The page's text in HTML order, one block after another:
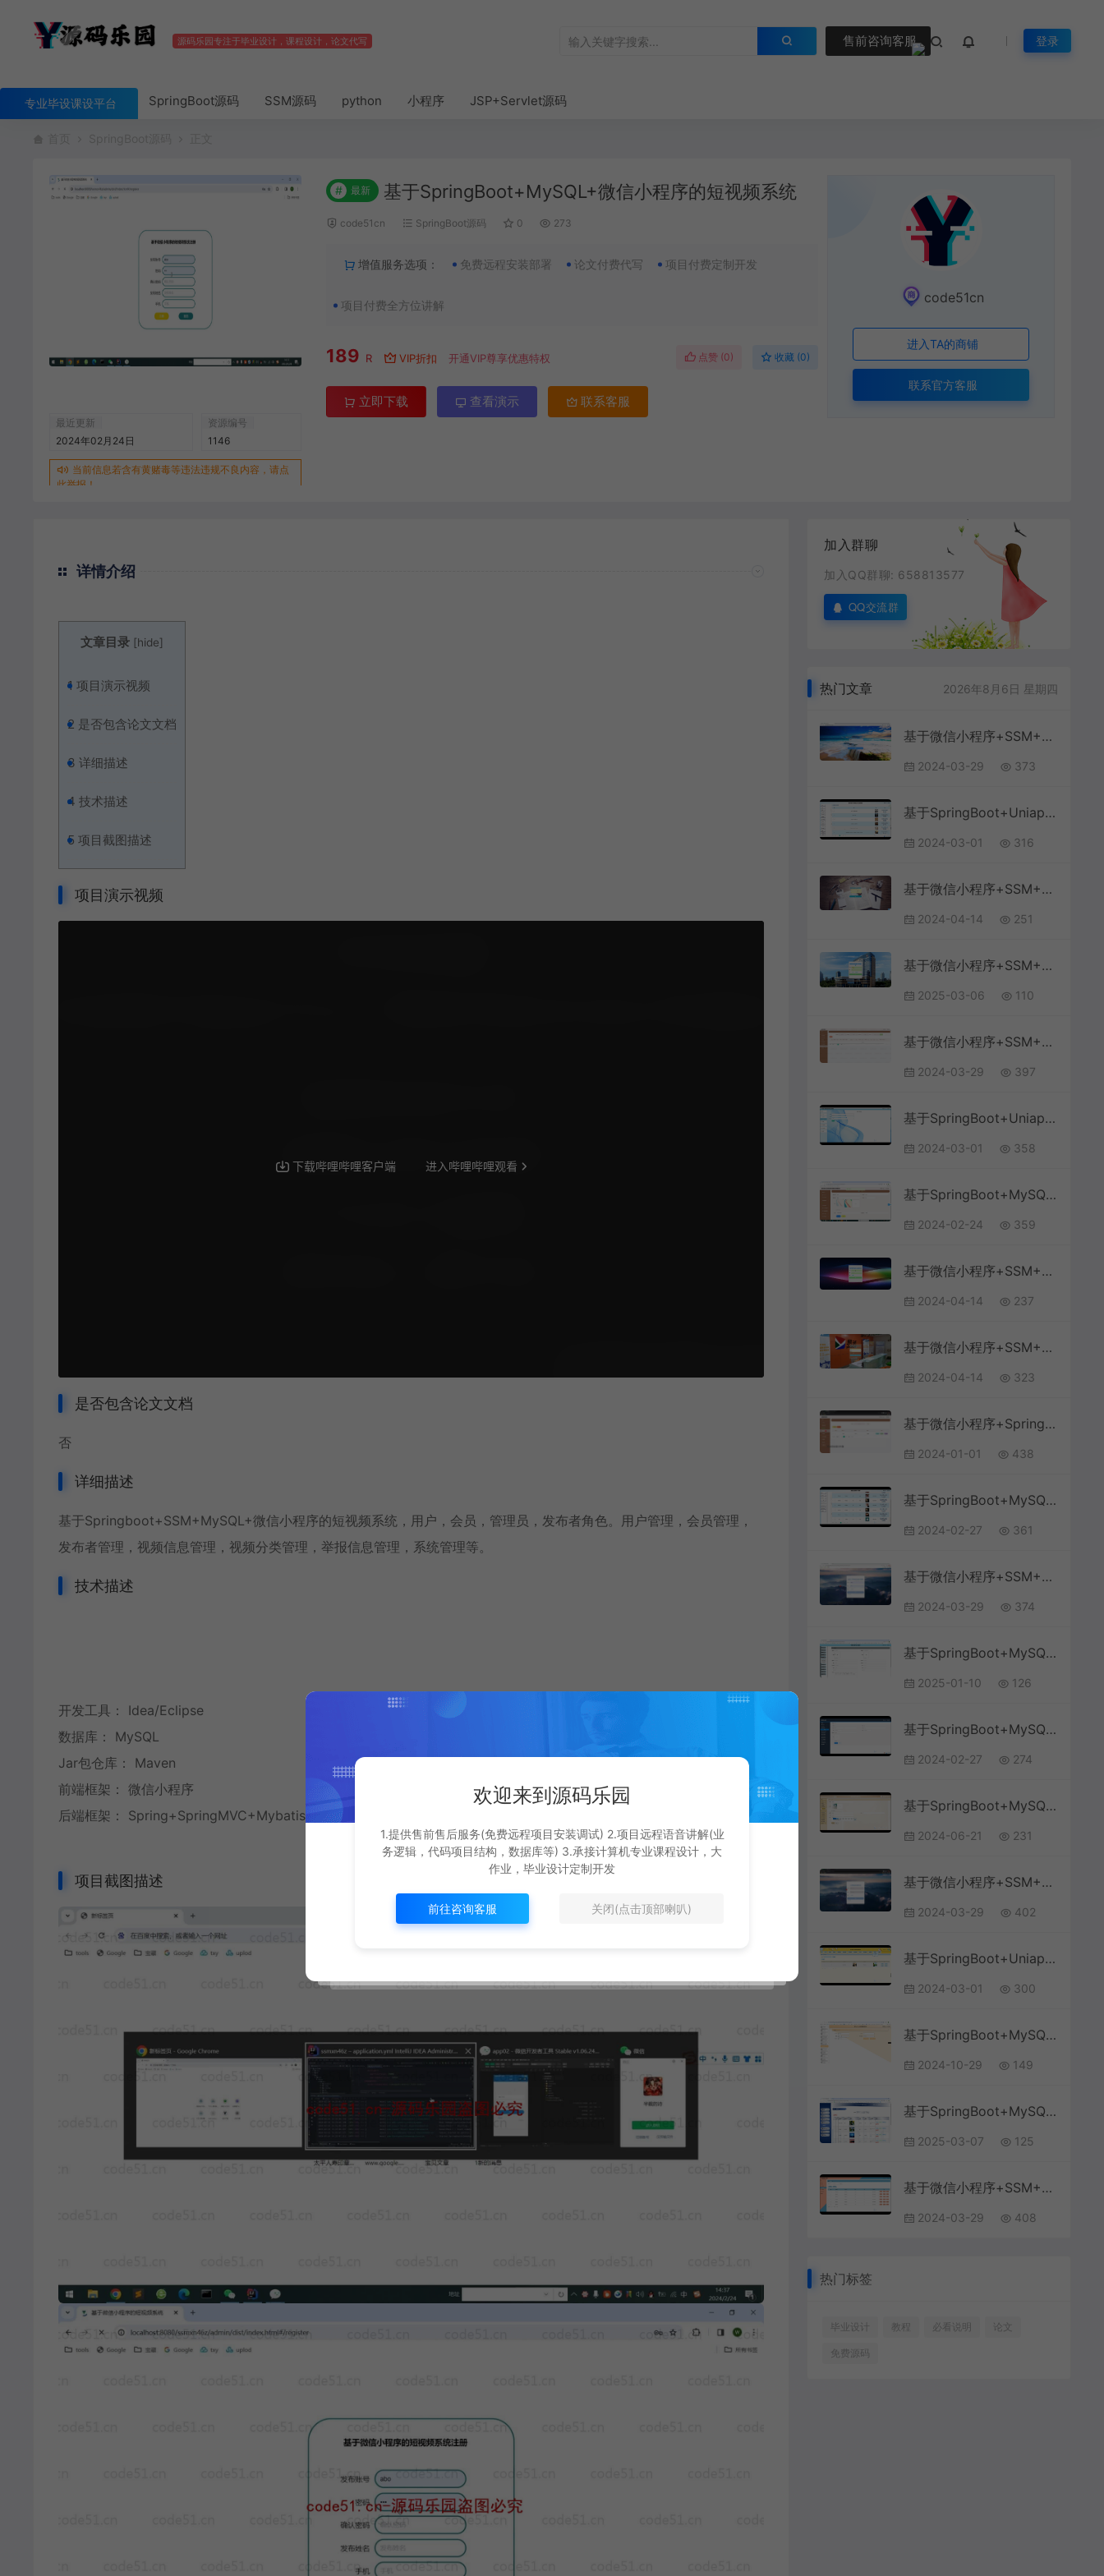
源码乐园专注于毕业设计，课程设计，论文代写 售前咨询客服 登录
专业毕设课设平台 SpringBoot源码 SSM源码 python 小程序 JSP+Servlet源码
最近更新
2024年02月24日
资源编号
1146
当前信息若含有黄赌毒等违法违规不良内容，请点
此举报！
# 最新 基于SpringBoot+MySQL+微信小程序的短视频系统
code51cn SpringBoot源码 0 273
增值服务选项： 免费远程安装部署 论文付费代写 项目付费定制开发
项目付费全方位讲解
189 R VIP折扣 开通VIP尊享优惠特权 点赞 (0) 收藏 (0)
立即下载 查看演示 联系客服
code51cn
进入TA的商铺
联系官方客服
详情介绍
文章目录 [hide]
1 项目演示视频
2 是否包含论文文档
3 详细描述
4 技术描述
5 项目截图描述
项目演示视频
是否包含论文文档
否
详细描述
基于Springboot+SSM+MySQL+微信小程序的短视频系统，用户，会员，管理员，发布者角色。用户管理，会员管理，
发布者管理，视频信息管理，视频分类管理，举报信息管理，系统管理等。
技术描述
开发工具： Idea/Eclipse
数据库： MySQL
Jar包仓库： Maven
前端框架： 微信小程序
后端框架： Spring+SpringMVC+Mybatis+SpringBoot
项目截图描述
加入群聊
加入QQ群聊: 658813577
QQ交流群
热门文章 2026年8月6日 星期四
基于微信小程序+SSM+MySQL的小程序插画共享平台小程序(附论文)
2024-03-29 373
基于SpringBoot+Uniapp+微信小程序的足浴消费管理系统
2024-03-01 316
基于微信小程序+SSM+MySQL的培训咨询小程序
2024-04-14 251
基于微信小程序+SSM+MySQL的医院核酸检测服务系统(附论文)
2025-03-06 110
基于微信小程序+SSM+MySQL的车世界小程序(附论文)
2024-03-29 397
基于SpringBoot+Uniapp+微信小程序的智能停车场小程序(附论文)
2024-03-01 358
基于SpringBoot+MySQL+微信小程序的高校课堂教学管理系统(附论文)
2024-02-24 359
基于微信小程序+SSM+MySQL的驾校管理小程序(附论文)
2024-04-14 237
基于微信小程序+SSM+MySQL的培训机构客户管理小程序(附论文)
2024-04-14 323
基于微信小程序+SpringBoot+MySQL的水果销售小程序(附论文)
2024-01-01 438
基于SpringBoot+MySQL+微信小程序的新冠疫苗预约小程序(附论文)
2024-02-27 361
基于微信小程序+SSM+MySQL的社区二手物品交易小程序(附论文)
2024-03-29 374
基于SpringBoot+MySQL+Vue.js的电影交流平台小程序(附论文)
2025-01-10 126
基于SpringBoot+MySQL+微信小程序的美容院管理小程序
2024-02-27 274
基于SpringBoot+MySQL+Vue.js的智能充电服务的微信小程序(附论文)
2024-06-21 231
基于微信小程序+SSM+MySQL的二手物品交易小程序(附论文)
2024-03-29 402
基于SpringBoot+Uniapp+微信小程序的商铺管理小程序(附论文)
2024-03-01 300
基于SpringBoot+MySQL+Vue.js的在线答题微信小程序(附论文)
2024-10-29 149
基于SpringBoot+MySQL+Vue.js的微博小程序
2025-03-07 125
基于微信小程序+SSM+MySQL的同城家政服务小程序(附论文)
2024-03-29 408
热门标签
毕业设计 教程 必看说明 论文
免费源码
欢迎来到源码乐园
1.提供售前售后服务(免费远程项目安装调试) 2.项目远程语音讲解(业
务逻辑，代码项目结构，数据库等) 3.承接计算机专业课程设计，大
作业，毕业设计定制开发
前往咨询客服 关闭(点击顶部喇叭)